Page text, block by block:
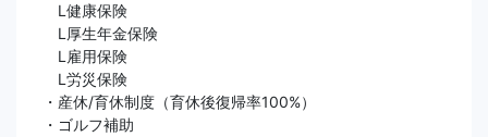
L健康保険
L厚生年金保険
L雇用保険
L労災保険
・産休/育休制度（育休後復帰率100%）
・ゴルフ補助